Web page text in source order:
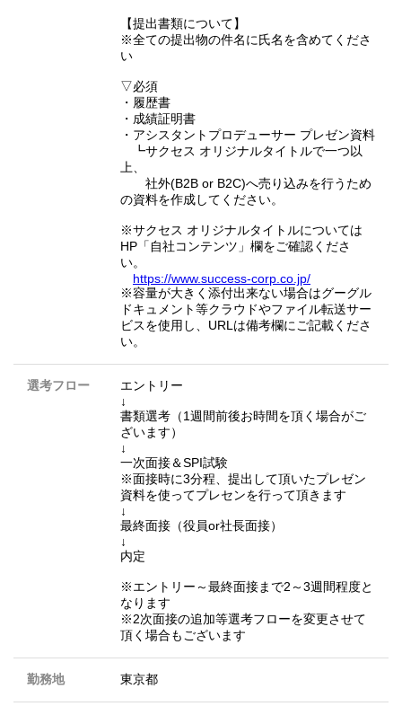
【提出書類について】
※全ての提出物の件名に氏名を含めてくださ
い
▽必須
・履歴書
・成績証明書
・アシスタントプロデューサー プレゼン資料
┗サクセス オリジナルタイトルで一つ以
上、
社外(B2B or B2C)へ売り込みを行うため
の資料を作成してください。
※サクセス オリジナルタイトルについては
HP「自社コンテンツ」欄をご確認くださ
い。
https://www.success-corp.co.jp/
※容量が大きく添付出来ない場合はグーグル
ドキュメント等クラウドやファイル転送サー
ビスを使用し、URLは備考欄にご記載くださ
い。
選考フロー
エントリー
↓
書類選考（1週間前後お時間を頂く場合がご
ざいます）
↓
一次面接＆SPI試験
※面接時に3分程、提出して頂いたプレゼン
資料を使ってプレセンを行って頂きます
↓
最終面接（役員or社長面接）
↓
内定
※エントリー～最終面接まで2～3週間程度と
なります
※2次面接の追加等選考フローを変更させて
頂く場合もございます
勤務地 東京都